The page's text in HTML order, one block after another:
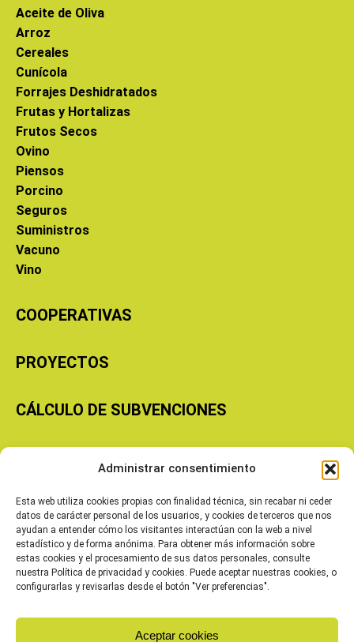
Administrar consentimiento
Esta web utiliza cookies propias con finalidad técnica, sin recabar ni ceder
datos de carácter personal de los usuarios, y cookies de terceros que nos
ayudan a entender cómo los visitantes interactúan con la web a nivel
estadístico y de forma anónima. Para obtener más información sobre
estas cookies y el procesamiento de sus datos personales, consulte
nuestra Política de privacidad y cookies. Puede aceptar nuestras cookies, o
configurarlas y revisarlas desde el botón "Ver preferencias".
Aceptar cookies
Aceite de Oliva
Arroz
Cereales
Cunícola
Forrajes Deshidratados
Frutas y Hortalizas
Frutos Secos
Ovino
Piensos
Porcino
Seguros
Suministros
Vacuno
Vino
COOPERATIVAS
PROYECTOS
CÁLCULO DE SUBVENCIONES